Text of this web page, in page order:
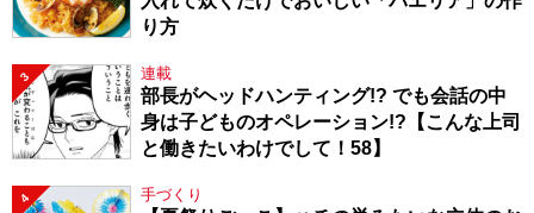
り方
3 連載
部長がヘッドハンティング!? でも会話の中
身は子どものオペレーション!?【こんな上司
と働きたいわけでして！58】
4 手づくり